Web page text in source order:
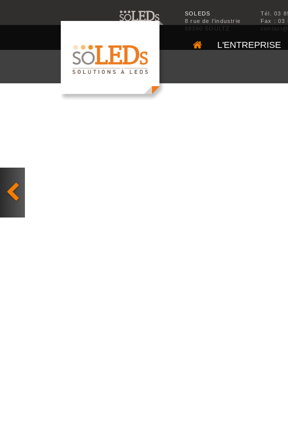
L'ENTREPRISE
SOLEDS
8 rue de l’industrie
68360 SOULTZ
Tél. 03
Fax : 03